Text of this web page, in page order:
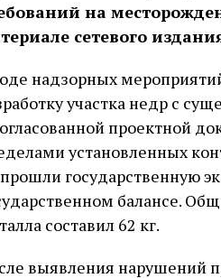
на
сетевого
надзорных
участка недр с
проектной
установленных
государственную
балансе.
составил 62 кг.
выявления нарушений